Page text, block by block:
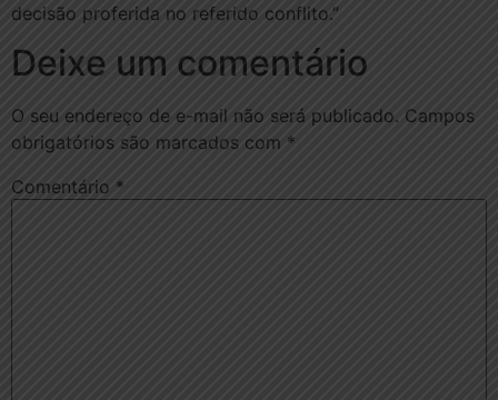
decisão proferida no referido conflito.”
Deixe um comentário
O seu endereço de e-mail não será publicado. Campos
obrigatórios são marcados com *
Comentário *